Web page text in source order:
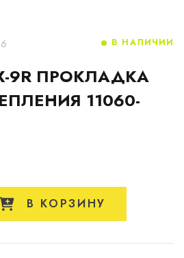
9R ПРОКЛАДКА
11060-
В НАЛИЧИИ
В КОРЗИНУ